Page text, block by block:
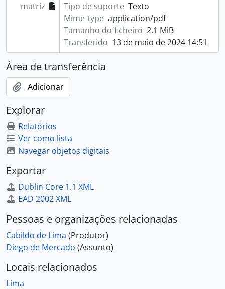
matriz
Tipo de suporte Texto
Mime-type application/pdf
Tamanho do ficheiro 2.1 MiB
Transferido 13 de maio de 2024 14:51
Área de transferência
Adicionar
Explorar
Relatórios
Ver como lista
Navegar objetos digitais
Exportar
Dublin Core 1.1 XML
EAD 2002 XML
Pessoas e organizações relacionadas
Cabildo de Lima (Produtor)
Diego de Mercado (Assunto)
Locais relacionados
Lima